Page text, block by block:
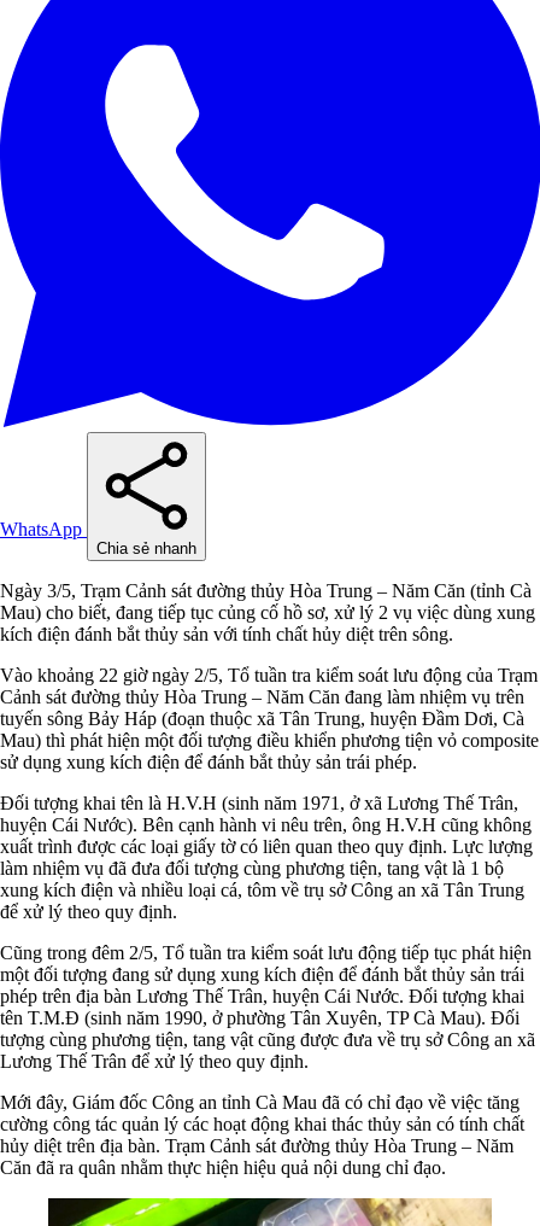
WhatsApp
Chia sẻ nhanh
Ngày 3/5, Trạm Cảnh sát đường thủy Hòa Trung – Năm Căn (tỉnh Cà
Mau) cho biết, đang tiếp tục củng cố hồ sơ, xử lý 2 vụ việc dùng xung
kích điện đánh bắt thủy sản với tính chất hủy diệt trên sông.
Vào khoảng 22 giờ ngày 2/5, Tổ tuần tra kiểm soát lưu động của Trạm
Cảnh sát đường thủy Hòa Trung – Năm Căn đang làm nhiệm vụ trên
tuyến sông Bảy Háp (đoạn thuộc xã Tân Trung, huyện Đầm Dơi, Cà
Mau) thì phát hiện một đối tượng điều khiển phương tiện vỏ composite
sử dụng xung kích điện để đánh bắt thủy sản trái phép.
Đối tượng khai tên là H.V.H (sinh năm 1971, ở xã Lương Thế Trân,
huyện Cái Nước). Bên cạnh hành vi nêu trên, ông H.V.H cũng không
xuất trình được các loại giấy tờ có liên quan theo quy định. Lực lượng
làm nhiệm vụ đã đưa đối tượng cùng phương tiện, tang vật là 1 bộ
xung kích điện và nhiều loại cá, tôm về trụ sở Công an xã Tân Trung
để xử lý theo quy định.
Cũng trong đêm 2/5, Tổ tuần tra kiểm soát lưu động tiếp tục phát hiện
một đối tượng đang sử dụng xung kích điện để đánh bắt thủy sản trái
phép trên địa bàn Lương Thế Trân, huyện Cái Nước. Đối tượng khai
tên T.M.Đ (sinh năm 1990, ở phường Tân Xuyên, TP Cà Mau). Đối
tượng cùng phương tiện, tang vật cũng được đưa về trụ sở Công an xã
Lương Thế Trân để xử lý theo quy định.
Mới đây, Giám đốc Công an tỉnh Cà Mau đã có chỉ đạo về việc tăng
cường công tác quản lý các hoạt động khai thác thủy sản có tính chất
hủy diệt trên địa bàn. Trạm Cảnh sát đường thủy Hòa Trung – Năm
Căn đã ra quân nhằm thực hiện hiệu quả nội dung chỉ đạo.